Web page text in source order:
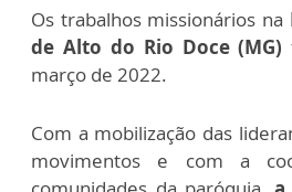
Os trabalhos missionários na
de Alto do Rio Doce (MG)
março de 2022.
Com a mobilização das
movimentos e com a